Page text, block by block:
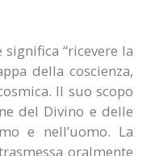
significa “ricevere la
della coscienza,
Il suo scopo
del Divino e delle
e nell’uomo. La
oralmente